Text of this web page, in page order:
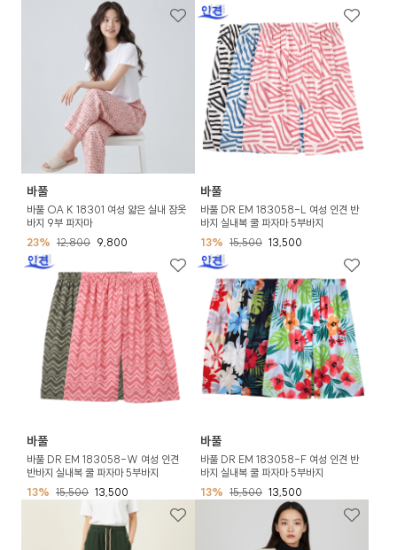
바풀
바풀 OA K 18301 여성 얇은 실내 잠옷
바지 9부 파자마
23% 12,800 9,800
바풀
바풀 DR EM 183058-L 여성 인견 반
바지 실내복 쿨 파자마 5부바지
13% 15,500 13,500
바풀
바풀 DR EM 183058-W 여성 인견
반바지 실내복 쿨 파자마 5부바지
13% 15,500 13,500
바풀
바풀 DR EM 183058-F 여성 인견 반
바지 실내복 쿨 파자마 5부바지
13% 15,500 13,500